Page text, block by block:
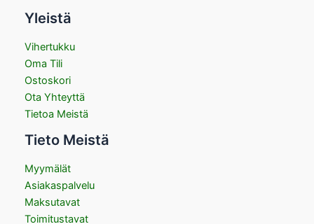
Yleistä
Vihertukku
Oma Tili
Ostoskori
Ota Yhteyttä
Tietoa Meistä
Tieto Meistä
Myymälät
Asiakaspalvelu
Maksutavat
Toimitustavat